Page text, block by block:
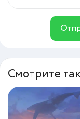
Смотрите